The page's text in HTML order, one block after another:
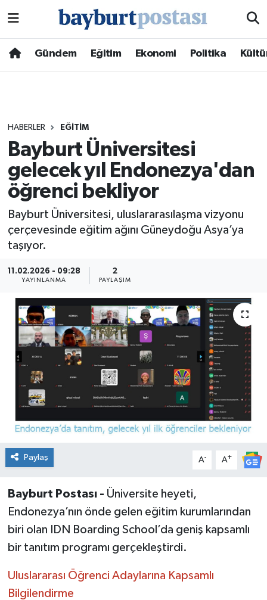
Gündem Eğitim Ekonomi Politika
HABERLER EĞITIM
Bayburt Üniversitesi
gelecek yıl Endonezya'dan
öğrenci bekliyor
Bayburt Üniversitesi, uluslararasılaşma vizyonu
çerçevesinde eğitim ağını Güneydoğu Asya’ya
taşıyor.
11.02.2026 - 09:28
YAYINLANMA
2
PAYLAŞIM
Paylaş A- A+
Bayburt Postası - Üniversite heyeti,
Endonezya’nın önde gelen eğitim kurumlarından
biri olan IDN Boarding School’da geniş kapsamlı
bir tanıtım programı gerçekleştirdi.
Uluslararası Öğrenci Adaylarına Kapsamlı
Bilgilendirme
Hava Durumu
Trafik Durumu
Süper Lig Puan Durumu ve Fikstür
Tüm Manşetler
Son Dakika Haberleri